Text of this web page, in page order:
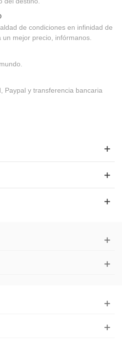
de condiciones en infinidad de
mejor precio, infórmanos.
Paypal y transferencia bancaria